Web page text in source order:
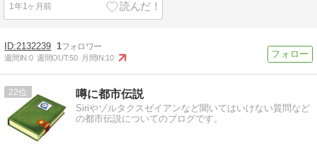
1年1ヶ月前
2132239 1
週間IN:0 週間OUT:50 月間IN:10
22 噂に都市伝説
Siriやゾルタクスゼイアンなど聞いてはいけない質問など
の都市伝説についてのブログです。